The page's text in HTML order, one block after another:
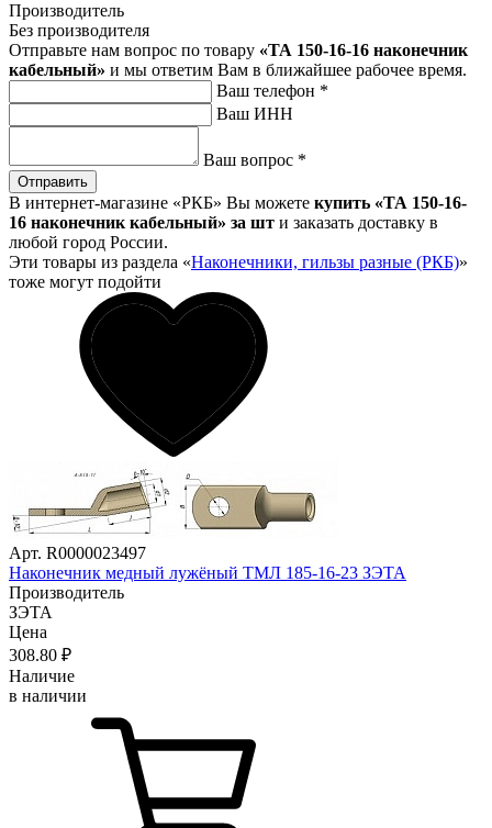
Производитель
Без производителя
Отправьте нам вопрос по товару «ТА 150-16-16 наконечник
кабельный» и мы ответим Вам в ближайшее рабочее время.
Ваш телефон *
Ваш ИНН
Ваш вопрос *
Отправить
В интернет-магазине «РКБ» Вы можете купить «ТА 150-16-
16 наконечник кабельный» за шт и заказать доставку в
любой город России.
Эти товары из раздела «Наконечники, гильзы разные (РКБ)»
тоже могут подойти
Арт. R0000023497
Наконечник медный лужёный ТМЛ 185-16-23 ЗЭТА
Производитель
ЗЭТА
Цена
308.80 ₽
Наличие
в наличии